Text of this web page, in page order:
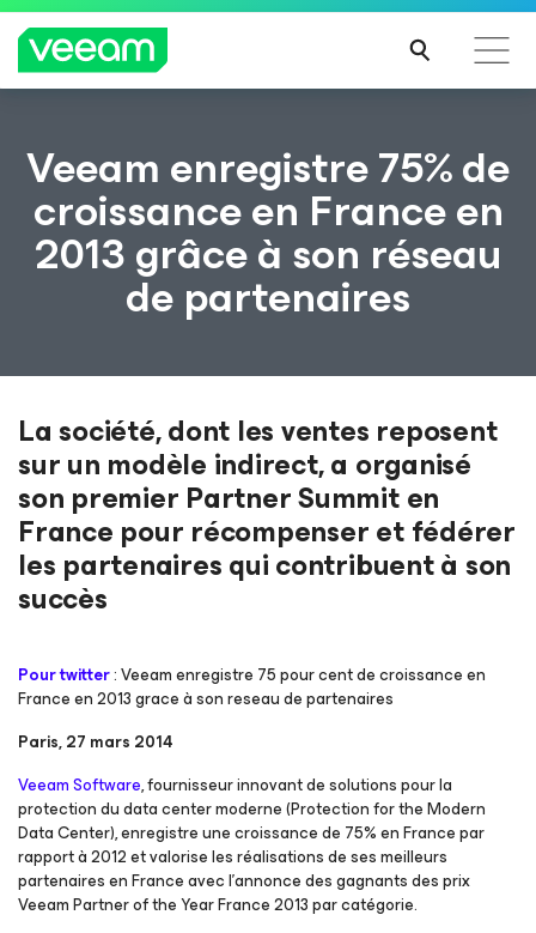
Recommandations de Veeam pour les clients
impactés par la mise à jour de CrowdStrike
LIRE
LA
SUIT
Veeam enregistre 75% de
croissance en France en
2013 grâce à son réseau
de partenaires
La société, dont les ventes reposent
sur un modèle indirect, a organisé
son premier Partner Summit en
France pour récompenser et fédérer
les partenaires qui contribuent à son
succès
Pour twitter: Veeam enregistre 75 pour cent de croissance en
France en 2013 grace à son reseau de partenaires
Paris, 27 mars 2014
Veeam Software, fournisseur innovant de solutions pour la
protection du data center moderne (Protection for the Modern
Data Center), enregistre une croissance de 75% en France par
rapport à 2012 et valorise les réalisations de ses meilleurs
partenaires en France avec l’annonce des gagnants des prix
Veeam Partner of the Year France 2013 par catégorie.